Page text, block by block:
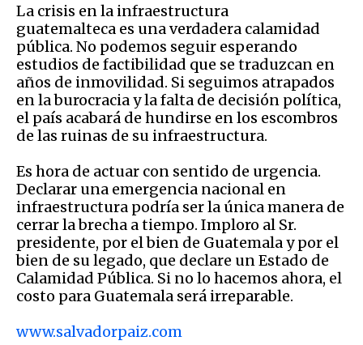
La crisis en la infraestructura
guatemalteca es una verdadera calamidad
pública. No podemos seguir esperando
estudios de factibilidad que se traduzcan en
años de inmovilidad. Si seguimos atrapados
en la burocracia y la falta de decisión política,
el país acabará de hundirse en los escombros
de las ruinas de su infraestructura.
Es hora de actuar con sentido de urgencia.
Declarar una emergencia nacional en
infraestructura podría ser la única manera de
cerrar la brecha a tiempo. Imploro al Sr.
presidente, por el bien de Guatemala y por el
bien de su legado, que declare un Estado de
Calamidad Pública. Si no lo hacemos ahora, el
costo para Guatemala será irreparable.
www.salvadorpaiz.com